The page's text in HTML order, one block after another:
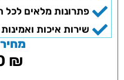
פתרונות מלאים לכל
שירות איכות
₪